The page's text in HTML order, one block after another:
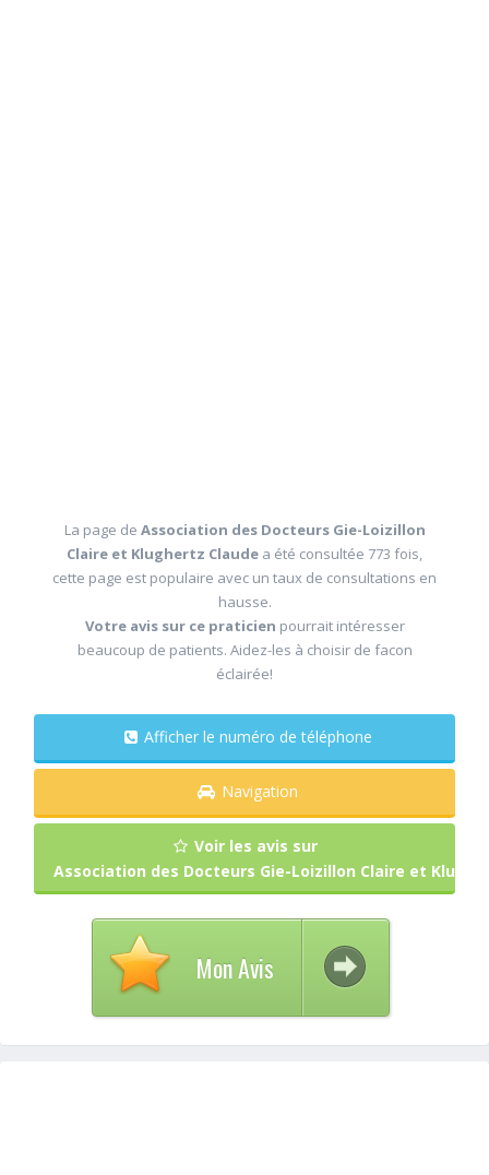
La page de Association des Docteurs Gie-Loizillon
Claire et Klughertz Claude a été consultée 773 fois,
cette page est populaire avec un taux de consultations en
hausse.
Votre avis sur ce praticien pourrait intéresser
beaucoup de patients. Aidez-les à choisir de facon
éclairée!
Afficher le numéro de téléphone
Navigation
Voir les avis sur
Association des Docteurs Gie-Loizillon Claire et
Mon Avis